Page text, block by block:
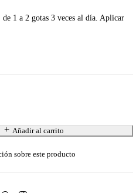
de 1 a 2 gotas 3 veces al día. Aplicar
Añadir al carrito
sobre este producto